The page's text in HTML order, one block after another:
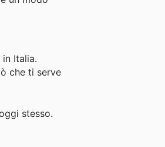
Italia.
che ti serve
stesso.